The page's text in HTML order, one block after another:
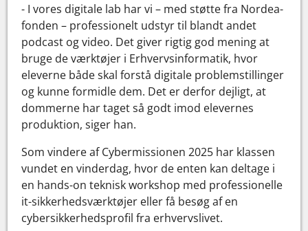
- I vores digitale lab har vi – med støtte fra Nordea-
fonden – professionelt udstyr til blandt andet
podcast og video. Det giver rigtig god mening at
bruge de værktøjer i Erhvervsinformatik, hvor
eleverne både skal forstå digitale problemstillinger
og kunne formidle dem. Det er derfor dejligt, at
dommerne har taget så godt imod elevernes
produktion, siger han.
Som vindere af Cybermissionen 2025 har klassen
vundet en vinderdag, hvor de enten kan deltage i
en hands-on teknisk workshop med professionelle
it-sikkerhedsværktøjer eller få besøg af en
cybersikkerhedsprofil fra erhvervslivet.